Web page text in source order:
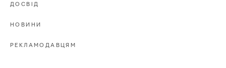
ДОСВІД
НОВИНИ
РЕКЛАМОДАВЦЯМ